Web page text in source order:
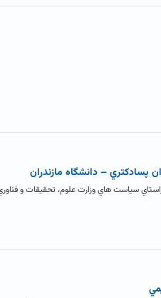
پسادکتري – دانشگاه مازندران
راستاي سیاست هاي وزارت علوم، تحقیقات و